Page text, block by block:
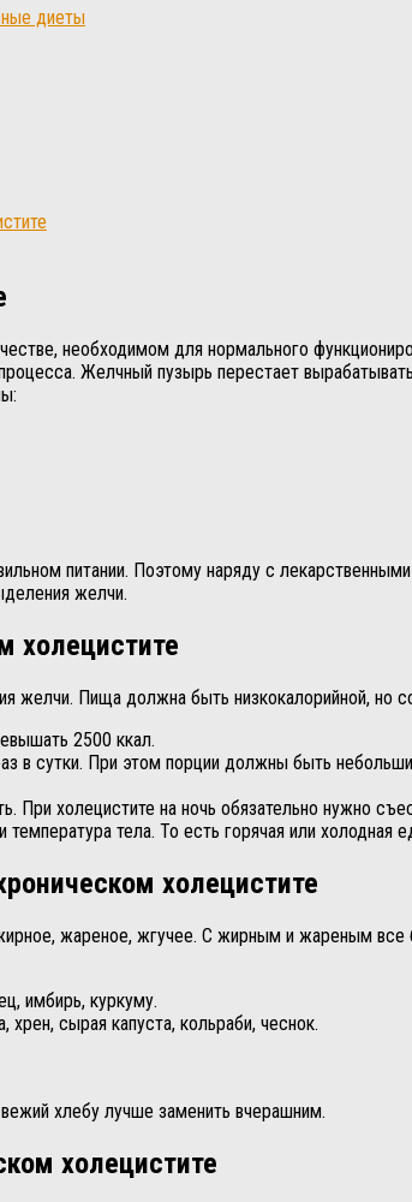
диеты
необходимом для нормального
Желчный пузырь перестает
питании. Поэтому наряду с
желчи.
холецистите
желчи. Пища должна быть низкокалорийной,
2500 ккал.
в сутки. При этом порции должны быть
При холецистите на ночь обязательно нужно
тела. То есть горячая или холодная
холецистите
жареное, жгучее. С жирным и жареным все
имбирь, куркуму.
сырая капуста, кольраби, чеснок.
хлебу лучше заменить вчерашним.
холецистите